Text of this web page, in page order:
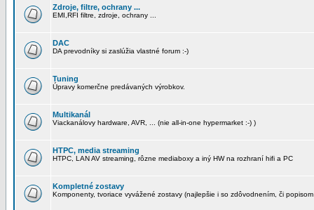
Zdroje, filtre, ochrany ...
EMI,RFI filtre, zdroje, ochrany ...
DAC
DA prevodníky si zaslúžia vlastné forum :-)
Tuning
Úpravy komerčne predávaných výrobkov.
Multikanál
Viackanálovy hardware, AVR, ... (nie all-in-one hypermarket :-) )
HTPC, media streaming
HTPC, LAN AV streaming, rôzne mediaboxy a iný HW na rozhraní hifi a PC
Kompletné zostavy
Komponenty, tvoriace vyvážené zostavy (najlepšie i so zdôvodnením, či